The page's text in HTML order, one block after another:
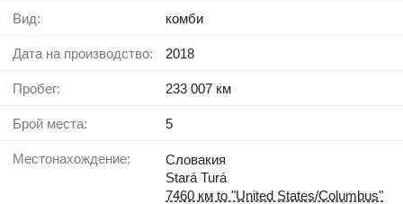
Вид: комби
Дата на производство: 2018
Пробег: 233 007 км
Брой места: 5
Местонахождение:
Словакия
Stará Turá
7460 км to "United States/Columbus"